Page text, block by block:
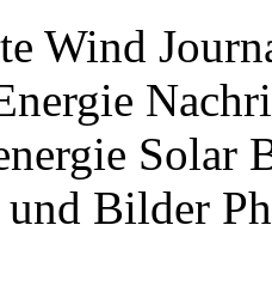
Wind
Solar
Bilder